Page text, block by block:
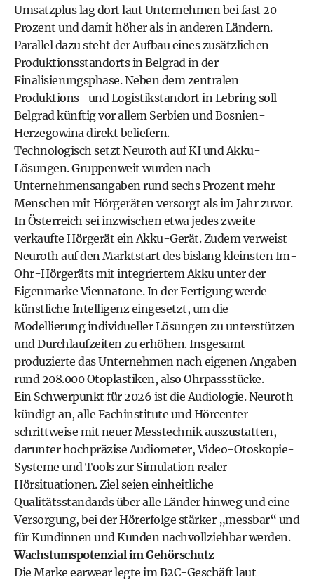
Umsatzplus lag dort laut Unternehmen bei fast 20
Prozent und damit höher als in anderen Ländern.
Parallel dazu steht der Aufbau eines zusätzlichen
Produktionsstandorts in Belgrad in der
Finalisierungsphase. Neben dem zentralen
Produktions- und Logistikstandort in Lebring soll
Belgrad künftig vor allem Serbien und Bosnien-
Herzegowina direkt beliefern.
Technologisch setzt Neuroth auf KI und Akku-
Lösungen. Gruppenweit wurden nach
Unternehmensangaben rund sechs Prozent mehr
Menschen mit Hörgeräten versorgt als im Jahr zuvor.
In Österreich sei inzwischen etwa jedes zweite
verkaufte Hörgerät ein Akku-Gerät. Zudem verweist
Neuroth auf den Marktstart des bislang kleinsten Im-
Ohr-Hörgeräts mit integriertem Akku unter der
Eigenmarke Viennatone. In der Fertigung werde
künstliche Intelligenz eingesetzt, um die
Modellierung individueller Lösungen zu unterstützen
und Durchlaufzeiten zu erhöhen. Insgesamt
produzierte das Unternehmen nach eigenen Angaben
rund 208.000 Otoplastiken, also Ohrpassstücke.
Ein Schwerpunkt für 2026 ist die Audiologie. Neuroth
kündigt an, alle Fachinstitute und Hörcenter
schrittweise mit neuer Messtechnik auszustatten,
darunter hochpräzise Audiometer, Video-Otoskopie-
Systeme und Tools zur Simulation realer
Hörsituationen. Ziel seien einheitliche
Qualitätsstandards über alle Länder hinweg und eine
Versorgung, bei der Hörerfolge stärker „messbar“ und
für Kundinnen und Kunden nachvollziehbar werden.
Wachstumspotenzial im Gehörschutz
Die Marke earwear legte im B2C-Geschäft laut